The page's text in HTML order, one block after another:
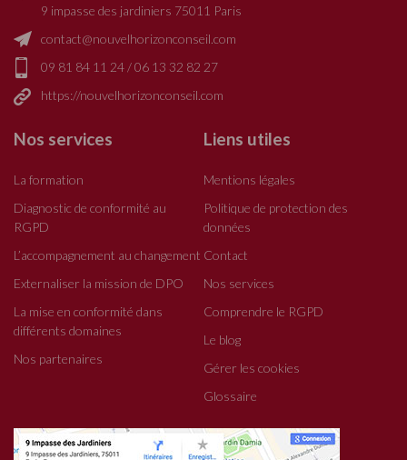
9 impasse des jardiniers 75011 Paris
contact@nouvelhorizonconseil.com
09 81 84 11 24/06 13 32 82 27
https://nouvelhorizonconseil.com
Nos services
La formation
Diagnostic de conformité au
RGPD
L’accompagnement au changement
Externaliser la mission de DPO
La mise en conformité dans
différents domaines
Nos partenaires
Liens utiles
Mentions légales
Politique de protection des
données
Contact
Nos services
Comprendre le RGPD
Le blog
Gérer les cookies
Glossaire